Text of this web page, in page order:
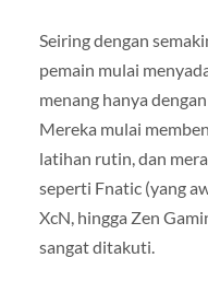
Seiring dengan
pemain mulai
menang hanya
Mereka mulai
latihan rutin, dan
seperti Fnatic (yang
XcN, hingga Zen
sangat ditakuti.